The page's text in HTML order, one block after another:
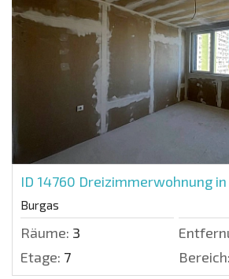
ID 14760 Dreizimmerwohnung
Burgas
Räume: 3
Etage: 7 Bereich: